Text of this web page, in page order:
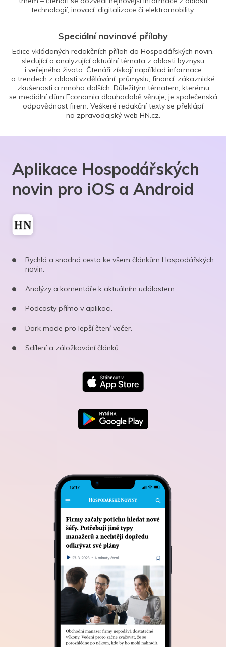
technologií, inovací, digitalizace či elektromobility.
Speciální novinové přílohy
Edice vkládaných redakčních příloh do Hospodářských novin,
sledující a analyzující aktuální témata z oblasti byznysu
i veřejného života. Čtenáři získají například informace
o trendech z oblasti vzdělávání, průmyslu, financí, zákaznické
zkušenosti a mnoha dalších. Důležitým tématem, kterému
se mediální dům Economia dlouhodobě věnuje, je společenská
odpovědnost firem. Veškeré redakční texty se překlápí
na zpravodajský web HN.cz.
Aplikace Hospodářských
novin pro iOS a Android
Rychlá a snadná cesta ke všem článkům Hospodářských
novin.
Analýzy a komentáře k aktuálním událostem.
Podcasty přímo v aplikaci.
Dark mode pro lepší čtení večer.
Sdílení a záložkování článků.